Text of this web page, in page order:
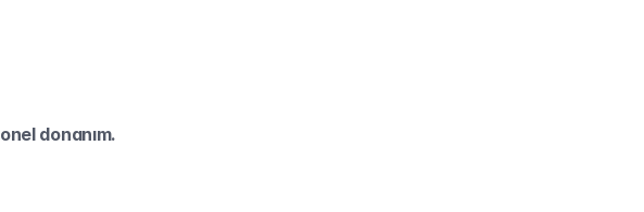
donanım.